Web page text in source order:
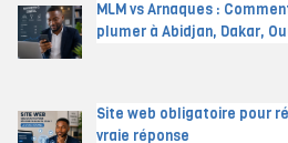
MLM vs Arnaques :
plumer à Abidjan, Dakar,
Site web obligatoire pour
vraie réponse